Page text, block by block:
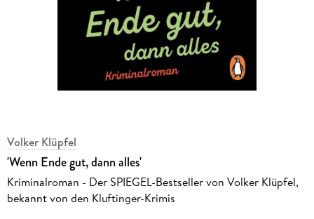
Volker Klüpfel
'Wenn Ende gut, dann alles'
Kriminalroman - Der SPIEGEL-Bestseller von Volker Klüpfel,
bekannt von den Kluftinger-Krimis